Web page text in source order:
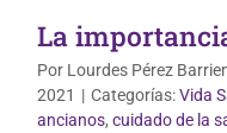
La
Por Lourdes Pérez
2021 | Categorías:Vida
ancianos, cuidado de la